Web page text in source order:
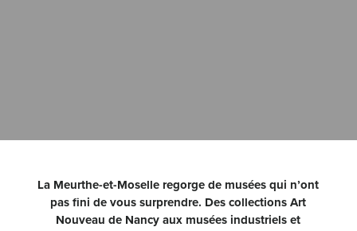
La Meurthe-et-Moselle regorge de musées qui n’ont
pas fini de vous surprendre. Des collections Art
Nouveau de Nancy aux musées industriels et